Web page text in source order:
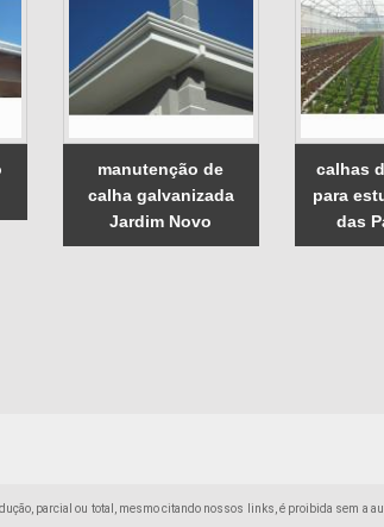
manutenção de
calha galvanizada
Jardim Novo
calhas
para
das
parcial ou total, mesmo citando nossos links, é proibida sem a